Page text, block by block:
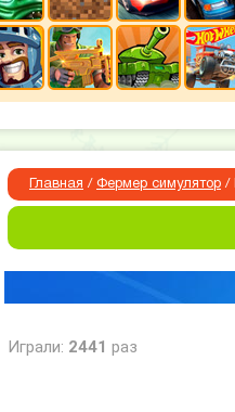
Главная / Фермер симулятор /
Играли: 2441 раз